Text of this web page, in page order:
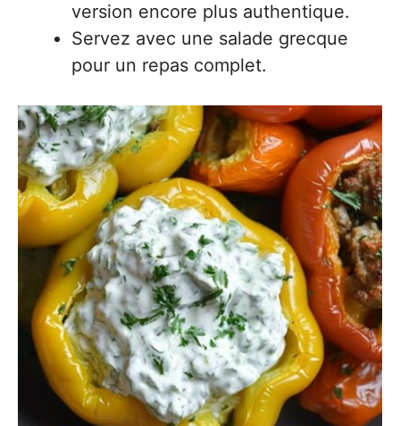
version encore plus authentique.
Servez avec une salade grecque
pour un repas complet.